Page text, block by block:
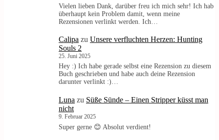
Vielen lieben Dank, darüber freu ich mich sehr! Ich hab
überhaupt kein Problem damit, wenn meine
Rezensionen verlinkt werden. Ich…
Calipa zu Unsere verfluchten Herzen: Hunting
Souls 2
25. Juni 2025
Hey :) Ich habe gerade selbst eine Rezension zu diesem
Buch geschrieben und habe auch deine Rezension
darunter verlinkt :)…
Luna zu Süße Sünde – Einen Stripper küsst man
nicht
9. Februar 2025
Super gerne 😊 Absolut verdient!